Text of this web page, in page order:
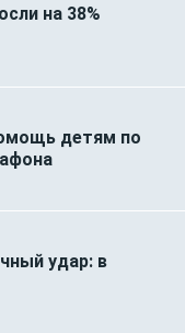
на 38%
детям по
удар: в